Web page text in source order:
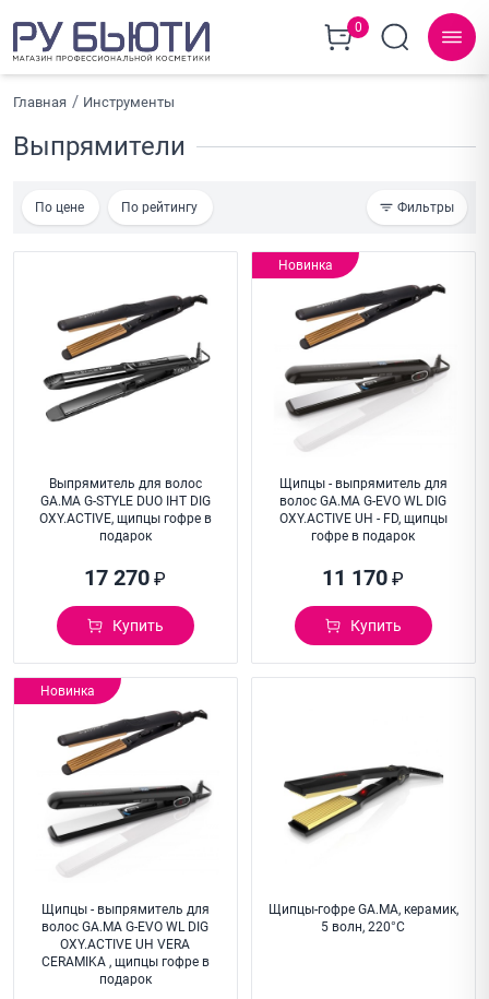
0
Главная Инструменты
Выпрямители
По цене По рейтингу Фильтры
Выпрямитель для волос
GA.MA G-STYLE DUO IHT DIG
OXY.ACTIVE, щипцы гофре в
подарок
17 270 ₽
Купить
Новинка
Щипцы - выпрямитель для
волос GA.MA G-EVO WL DIG
OXY.ACTIVE UH - FD, щипцы
гофре в подарок
11 170 ₽
Купить
Новинка
Щипцы - выпрямитель для
волос GA.MA G-EVO WL DIG
OXY.ACTIVE UH VERA
CERAMIKA , щипцы гофре в
подарок
Щипцы-гофре GA.MA, керамик,
5 волн, 220°C